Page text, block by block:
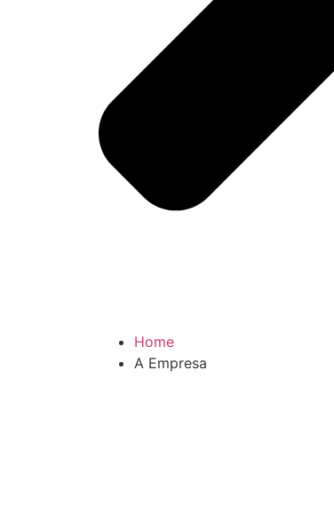
Home
A Empresa